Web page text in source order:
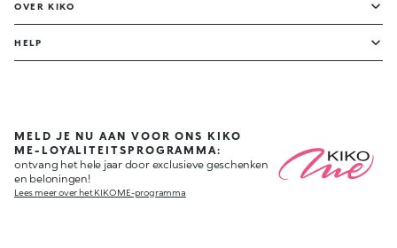
OVER KIKO
HELP
MELD JE NU AAN VOOR ONS KIKO
ME-LOYALITEITSPROGRAMMA:
ontvang het hele jaar door exclusieve geschenken
en beloningen!
Lees meer over het KIKO ME-programma